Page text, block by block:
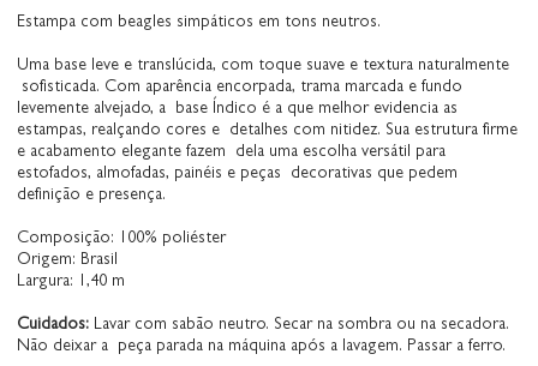
Estampa com beagles simpáticos em tons neutros.
Uma base leve e translúcida, com toque suave e textura naturalmente
sofisticada. Com aparência encorpada, trama marcada e fundo
levemente alvejado, a base Índico é a que melhor evidencia as
estampas, realçando cores e detalhes com nitidez. Sua estrutura firme
e acabamento elegante fazem dela uma escolha versátil para
estofados, almofadas, painéis e peças decorativas que pedem
definição e presença.
Composição: 100% poliéster
Origem: Brasil
Largura: 1,40 m
Cuidados: Lavar com sabão neutro. Secar na sombra ou na secadora.
Não deixar a peça parada na máquina após a lavagem. Passar a ferro.